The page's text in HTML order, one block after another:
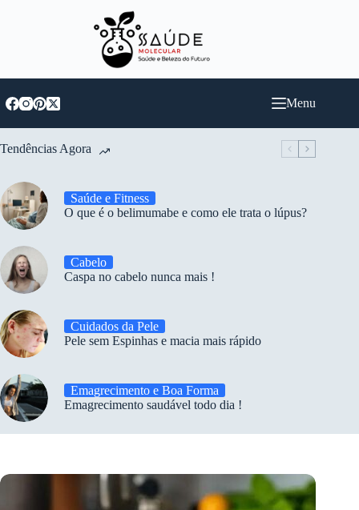
Menu
Tendências Agora
Saúde e Fitness
O que é o belimumabe e como ele trata o lúpus?
Cabelo
Caspa no cabelo nunca mais !
Cuidados da Pele
Pele sem Espinhas e macia mais rápido
Emagrecimento e Boa Forma
Emagrecimento saudável todo dia !